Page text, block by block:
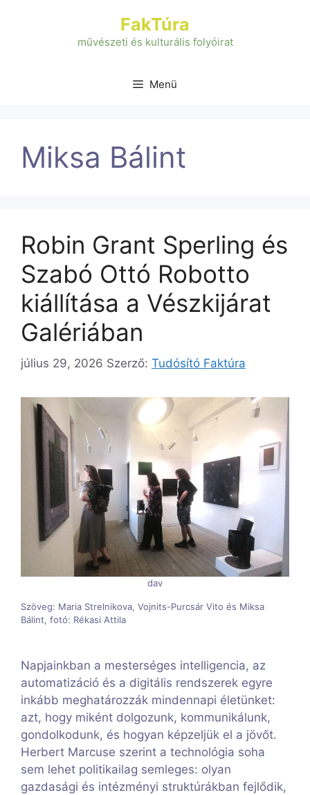
FakTúra
művészeti és kulturális folyóirat
Menü
Miksa Bálint
Robin Grant Sperling és
Szabó Ottó Robotto
kiállítása a Vészkijárat
Galériában
július 29, 2026 Szerző: Tudósító Faktúra
dav
Szöveg: Maria Strelnikova, Vojnits-Purcsár Vito és Miksa
Bálint, fotó: Rékasi Attila
Napjainkban a mesterséges intelligencia, az
automatizáció és a digitális rendszerek egyre
inkább meghatározzák mindennapi életünket:
azt, hogy miként dolgozunk, kommunikálunk,
gondolkodunk, és hogyan képzeljük el a jövőt.
Herbert Marcuse szerint a technológia soha
sem lehet politikailag semleges: olyan
gazdasági és intézményi struktúrákban fejlődik,